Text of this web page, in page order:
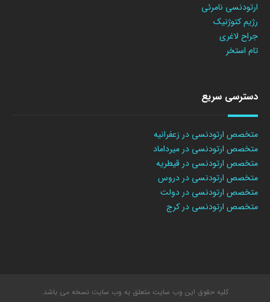
ارتودنسی نامرئی
رژیم کتوژنیک
جراح لاغری
تام استخر
دسترسی سریع
متخصص ارتودنسی در زعفرانیه
متخصص ارتودنسی در میرداماد
متخصص ارتودنسی در قیطریه
متخصص ارتودنسی در دروس
متخصص ارتودنسی در دولت
متخصص ارتودنسی در کرج
کلیه حقوق این وب سایت متعلق به وب سایت نسخه می باشد.